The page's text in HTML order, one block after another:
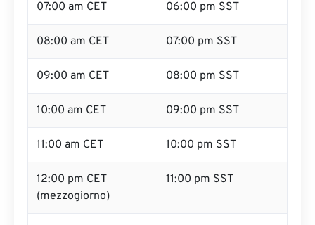
07:00 am CET 06:00 pm SST
08:00 am CET 07:00 pm SST
09:00 am CET 08:00 pm SST
10:00 am CET 09:00 pm SST
11:00 am CET 10:00 pm SST
12:00 pm CET
(mezzogiorno)
11:00 pm SST